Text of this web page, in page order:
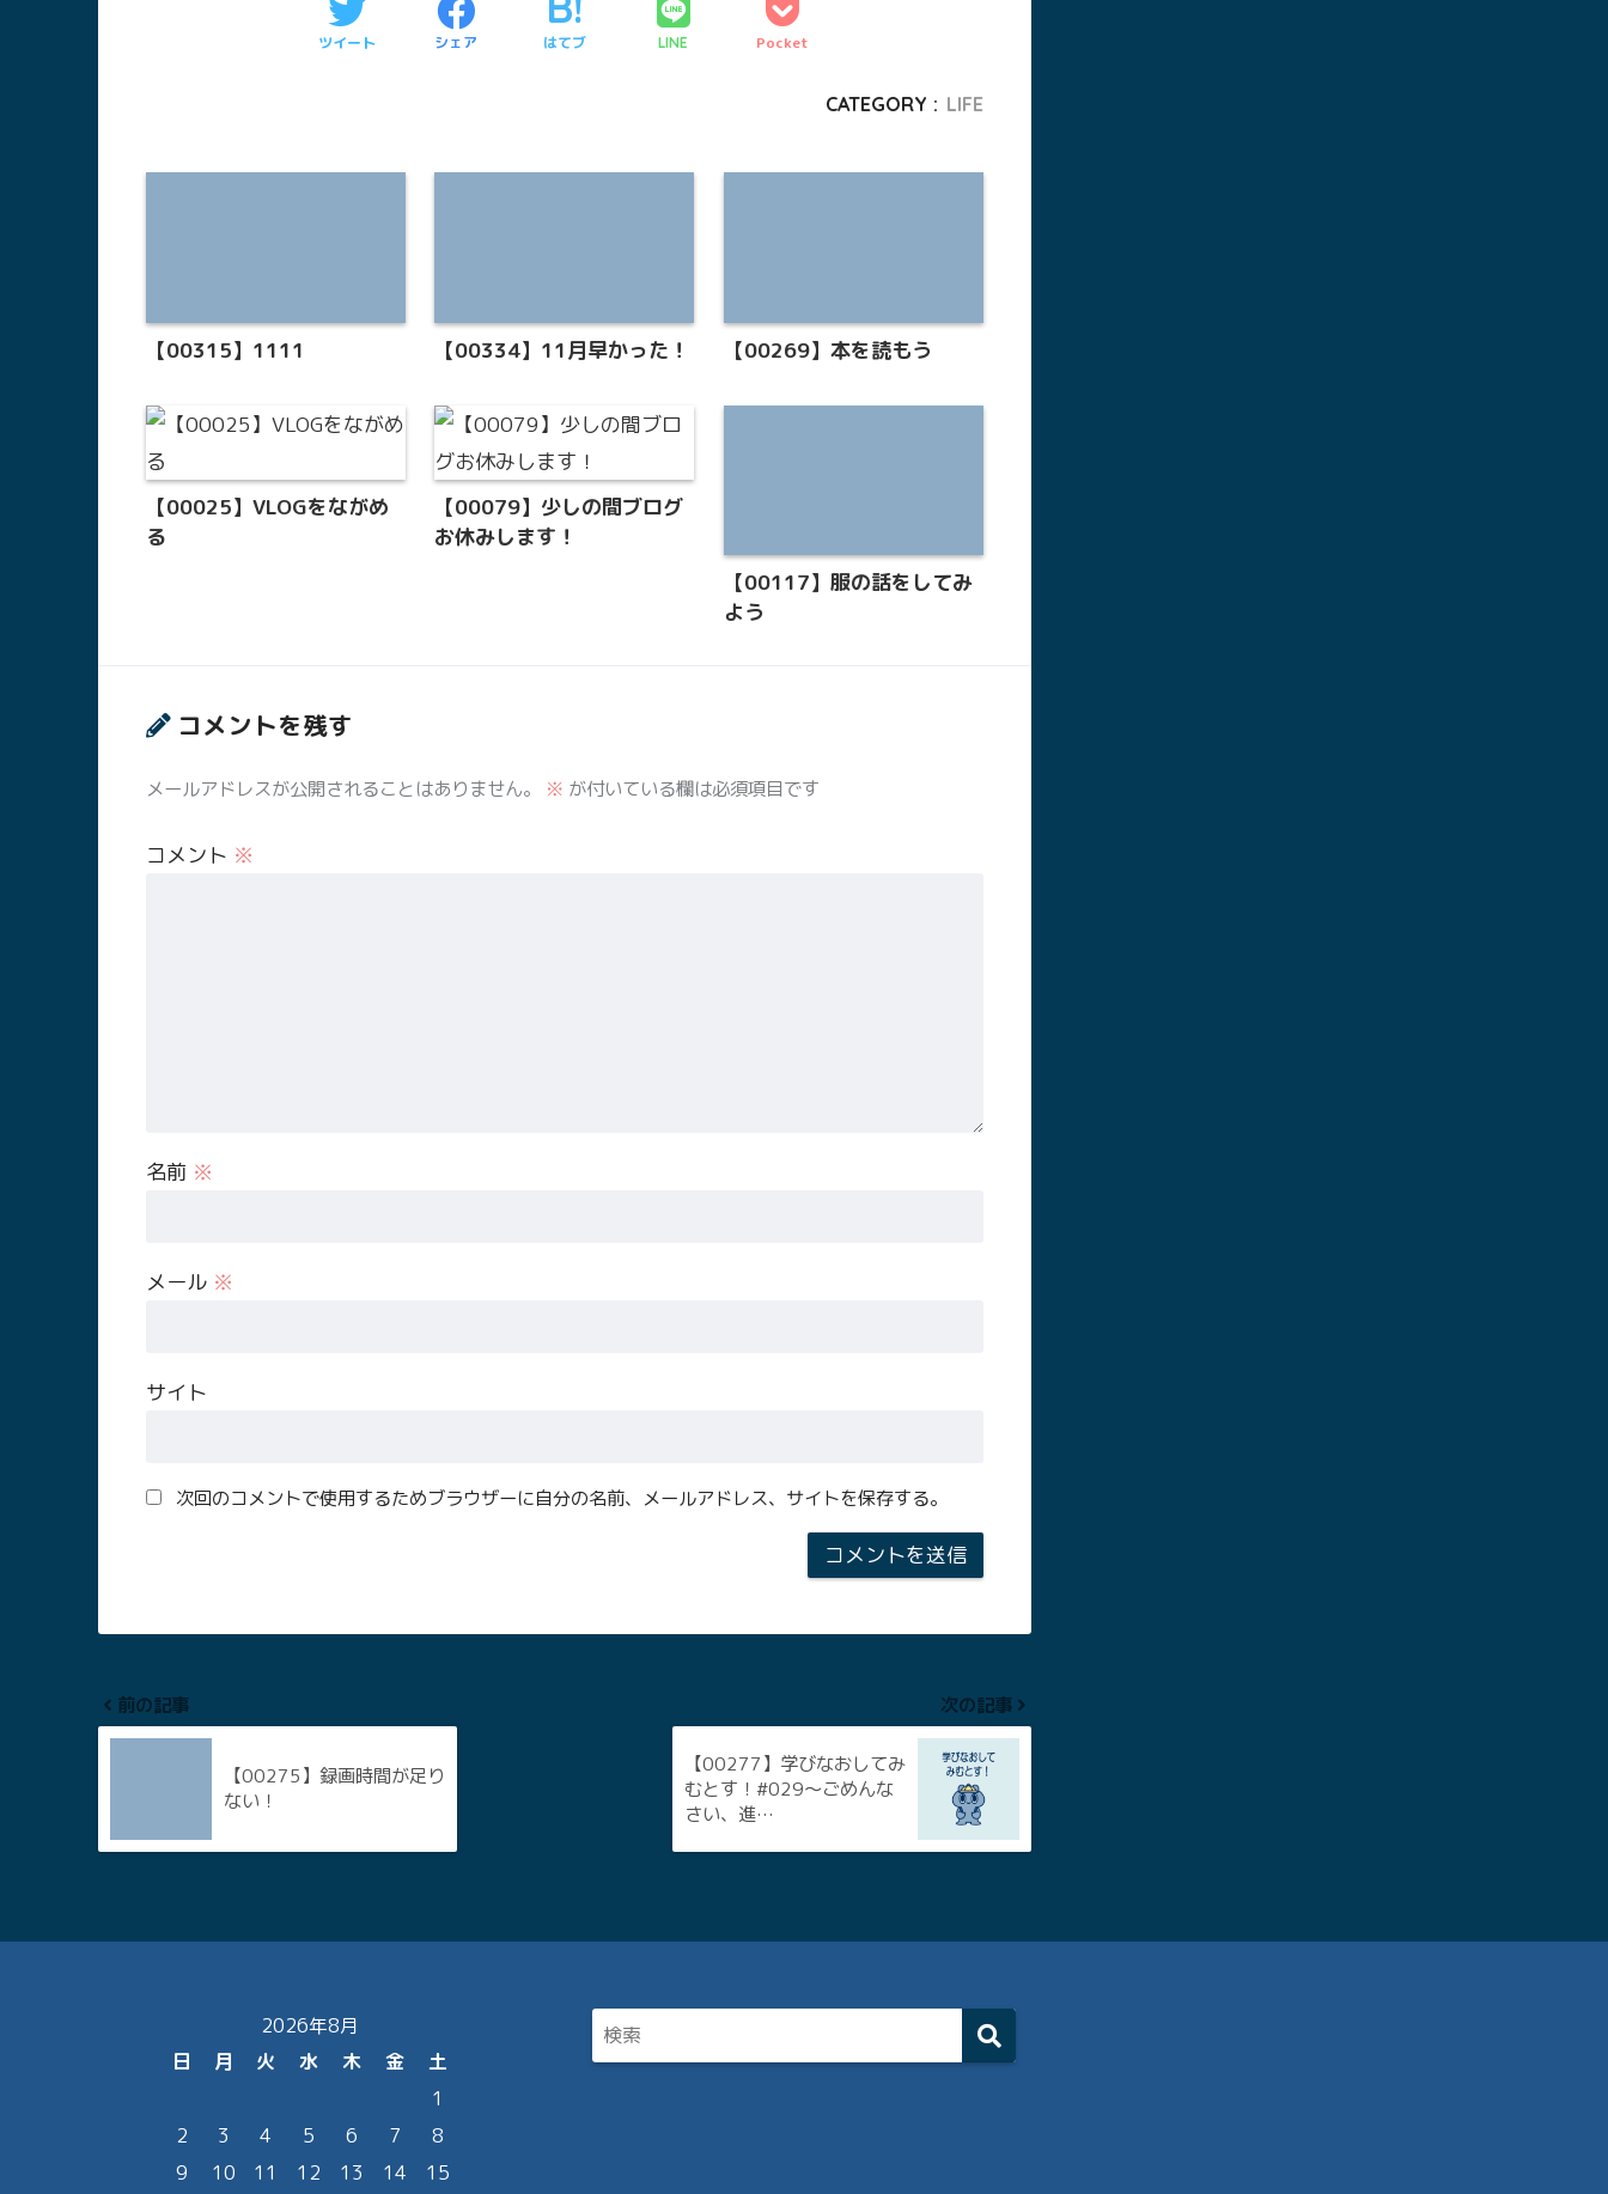
ツイート シェア はてブ LINE Pocket
CATEGORY : LIFE
【00315】1111 【00334】11月早かった！ 【00269】本を読もう
【00025】VLOGをながめ
る
【00079】少しの間ブログ
お休みします！
【00117】服の話をしてみ
よう
コメントを残す
メールアドレスが公開されることはありません。 ※ が付いている欄は必須項目です
コメント ※
名前 ※
メール ※
サイト
次回のコメントで使用するためブラウザーに自分の名前、メールアドレス、サイトを保存する。
前の記事
【00275】録画時間が足り
ない！
次の記事
【00277】学びなおしてみ
むとす！#029〜ごめんな
さい、進…
2026年8月
日
月 火 水 木 金
土
1
2
3 4 5 6 7
8
9
10 11 12 13 14 15